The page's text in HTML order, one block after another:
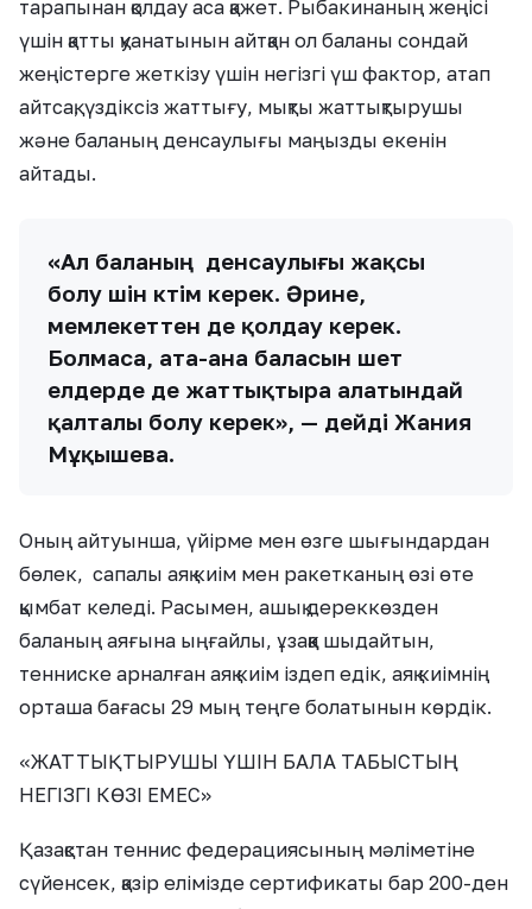
тарапынан қолдау аса қажет. Рыбакинаның жеңісі
үшін қатты қуанатынын айтқан ол баланы сондай
жеңістерге жеткізу үшін негізгі үш фактор, атап
айтсақ, үздіксіз жаттығу, мықты жаттықтырушы
және баланың денсаулығы маңызды екенін
айтады.
«Ал баланың денсаулығы жақсы
болу үшін күтім керек. Әрине,
мемлекеттен де қолдау керек.
Болмаса, ата-ана баласын шет
елдерде де жаттықтыра алатындай
қалталы болу керек», — дейді Жания
Мұқышева.
Оның айтуынша, үйірме мен өзге шығындардан
бөлек, сапалы аяқ киім мен ракетканың өзі өте
қымбат келеді. Расымен, ашық дереккөзден
баланың аяғына ыңғайлы, ұзаққа шыдайтын,
тенниске арналған аяқ киім іздеп едік, аяқ киімнің
орташа бағасы 29 мың теңге болатынын көрдік.
«ЖАТТЫҚТЫРУШЫ ҮШІН БАЛА ТАБЫСТЫҢ
НЕГІЗГІ КӨЗІ ЕМЕС»
Қазақстан теннис федерациясының мәліметіне
сүйенсек, қазір елімізде сертификаты бар 200-ден